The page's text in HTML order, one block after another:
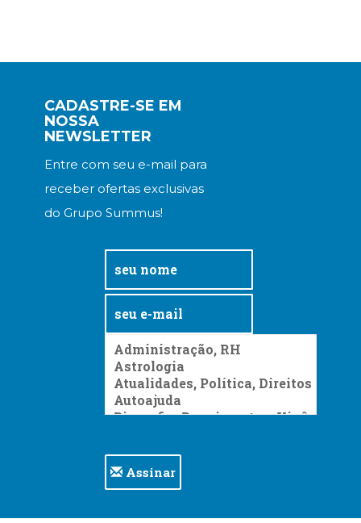
CADASTRE-SE EM
NOSSA
NEWSLETTER
Entre com seu e-mail para
receber ofertas exclusivas
do Grupo Summus!
Assinar